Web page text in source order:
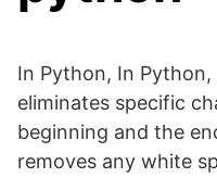
In Python, In
eliminates specific
beginning and the
removes any white